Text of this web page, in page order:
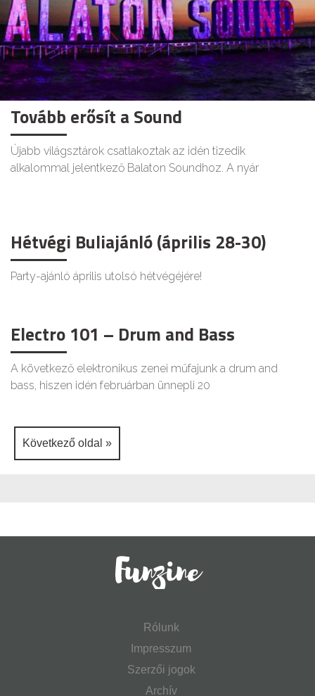
Tovább erősít a Sound
Újabb világsztárok csatlakoztak az idén tizedik
alkalommal jelentkező Balaton Soundhoz. A nyár
Hétvégi Buliajánló (április 28-30)
Party-ajánló április utolsó hétvégéjére!
Electro 101 – Drum and Bass
A következő elektronikus zenei műfajunk a drum and
bass, hiszen idén februárban ünnepli 20
Következő oldal »
Rólunk
Impresszum
Szerzői jogok
Archív